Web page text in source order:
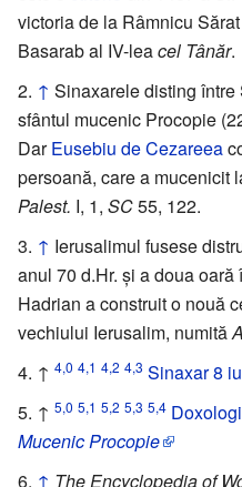
victoria de la Râmnicu
Basarab al IV-leacel Tânăr.
↑ Sinaxarele disting între
sfântul mucenic Procopie
DarEusebiu de Cezareea
persoană, care a mucenicit
Palest. I, 1, SC55, 122.
↑ Ierusalimul fusese
anul 70 d.Hr. și a doua
Hadrian a construit o nouă
vechiului Ierusalim, numită
↑ 4,0 4,1 4,2 4,3 Sinaxar 8
↑ 5,0 5,1 5,2 5,3 5,4
Mucenic Procopie
↑ The Encyclopedia of